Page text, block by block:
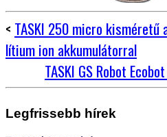
< TASKI 250 micro
lítium ion akkumulátorral
TASKI GS Robot
Legfrissebb hírek